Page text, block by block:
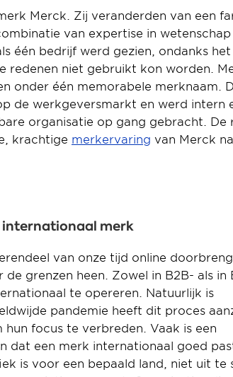
Merck. Zij veranderden van een
van expertise in wetenschap
één bedrijf werd gezien, ondanks
redenen niet gebruikt kon worden.
onder één memorabele merknaam.
de werkgeversmarkt en werd intern
organisatie op gang gebracht. De
krachtige merkervaring van Merck
internationaal merk
van onze tijd online
grenzen heen. Zowel in B2B- als in
te opereren. Natuurlijk is
pandemie heeft dit proces
focus te verbreden. Vaak is een
dat een merk internationaal goed
is voor een bepaald land, niet uit te